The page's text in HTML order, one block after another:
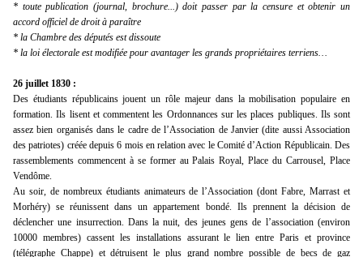
* toute publication (journal, brochure...) doit passer par la censure et obtenir un
accord officiel de droit à paraître
* la Chambre des députés est dissoute
* la loi électorale est modifiée pour avantager les grands propriétaires terriens…
26 juillet 1830 :
Des étudiants républicains jouent un rôle majeur dans la mobilisation populaire en
formation. Ils lisent et commentent les Ordonnances sur les places publiques. Ils sont
assez bien organisés dans le cadre de l’Association de Janvier (dite aussi Association
des patriotes) créée depuis 6 mois en relation avec le Comité d’Action Républicain. Des
rassemblements commencent à se former au Palais Royal, Place du Carrousel, Place
Vendôme.
Au soir, de nombreux étudiants animateurs de l’Association (dont Fabre, Marrast et
Morhéry) se réunissent dans un appartement bondé. Ils prennent la décision de
déclencher une insurrection. Dans la nuit, des jeunes gens de l’association (environ
10000 membres) cassent les installations assurant le lien entre Paris et province
(télégraphe Chappe) et détruisent le plus grand nombre possible de becs de gaz